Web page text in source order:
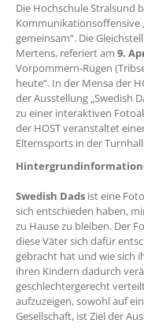
Die Hochschule Stralsund
Kommunikationsoffensive
gemeinsam“. Die
Mertens, referiert am 9.
Vorpommern-Rügen
heute“. In der Mensa der
der Ausstellung „Swedish
zu einer interaktiven
der HOST veranstaltet
Elternsports in der
Swedish Dads ist eine
sich entschieden haben,
zu Hause zu bleiben. Der
diese Väter sich dafür
gebracht hat und wie sich
ihren Kindern dadurch
geschlechtergerecht
aufzuzeigen, sowohl auf
Gesellschaft, ist Ziel der